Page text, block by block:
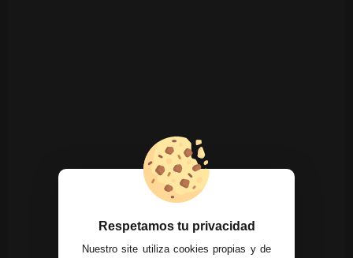
Respetamos tu privacidad
Nuestro site utiliza cookies propias y de